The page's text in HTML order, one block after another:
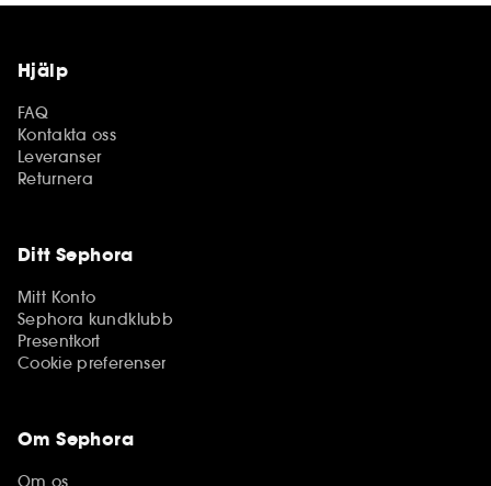
Hjälp
FAQ
Kontakta oss
Leveranser
Returnera
Ditt Sephora
Mitt Konto
Sephora kundklubb
Presentkort
Cookie preferenser
Om Sephora
Om os